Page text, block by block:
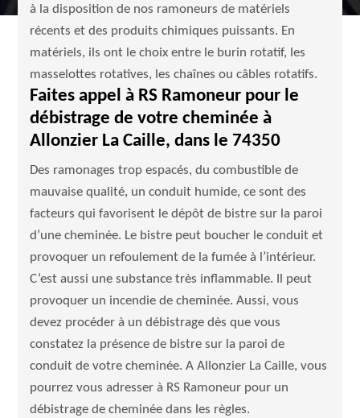
à la disposition de nos ramoneurs de matériels
récents et des produits chimiques puissants. En
matériels, ils ont le choix entre le burin rotatif, les
masselottes rotatives, les chaînes ou câbles rotatifs.
Faites appel à RS Ramoneur pour le
débistrage de votre cheminée à
Allonzier La Caille, dans le 74350
Des ramonages trop espacés, du combustible de
mauvaise qualité, un conduit humide, ce sont des
facteurs qui favorisent le dépôt de bistre sur la paroi
d’une cheminée. Le bistre peut boucher le conduit et
provoquer un refoulement de la fumée à l’intérieur.
C’est aussi une substance très inflammable. Il peut
provoquer un incendie de cheminée. Aussi, vous
devez procéder à un débistrage dès que vous
constatez la présence de bistre sur la paroi de
conduit de votre cheminée. A Allonzier La Caille, vous
pourrez vous adresser à RS Ramoneur pour un
débistrage de cheminée dans les règles.